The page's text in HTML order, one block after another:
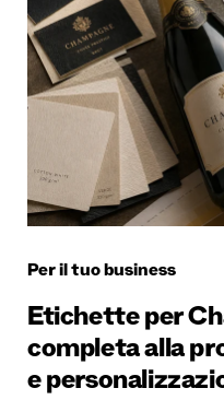
Per il tuo business
Etichette per
completa alla
e